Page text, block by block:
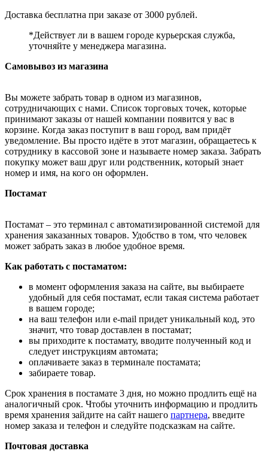
Доставка бесплатна при заказе от 3000 рублей.
*Действует ли в вашем городе курьерская служба,
уточняйте у менеджера магазина.
Самовывоз из магазина
Вы можете забрать товар в одном из магазинов,
сотрудничающих с нами. Список торговых точек, которые
принимают заказы от нашей компании появится у вас в
корзине. Когда заказ поступит в ваш город, вам придёт
уведомление. Вы просто идёте в этот магазин, обращаетесь к
сотруднику в кассовой зоне и называете номер заказа. Забрать
покупку может ваш друг или родственник, который знает
номер и имя, на кого он оформлен.
Постамат
Постамат – это терминал с автоматизированной системой для
хранения заказанных товаров. Удобство в том, что человек
может забрать заказ в любое удобное время.
Как работать с постаматом:
в момент оформления заказа на сайте, вы выбираете
удобный для себя постамат, если такая система работает
в вашем городе;
на ваш телефон или e-mail придет уникальный код, это
значит, что товар доставлен в постамат;
вы приходите к постамату, вводите полученный код и
следует инструкциям автомата;
оплачиваете заказ в терминале постамата;
забираете товар.
Срок хранения в постамате 3 дня, но можно продлить ещё на
аналогичный срок. Чтобы уточнить информацию и продлить
время хранения зайдите на сайт нашего партнера, введите
номер заказа и телефон и следуйте подсказкам на сайте.
Почтовая доставка